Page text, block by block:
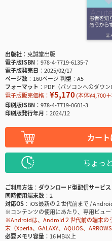
出版社
克誠堂出版
電子版ISBN
978-4-7719-6135-7
電子版発売日
2025/02/17
ページ数
160ページ判型
A5
フォーマット
PDF（パソコンへのダウン
電子版販売価格： ¥5,170(本体¥4,700
印刷版ISBN
978-4-7719-0601-3
印刷版発行年月
2024/12
カー
ちょっ
ご利用方法
ダウンロード型配信サービス
同時使用端末数
2
対応OS
iOS最新の２世代前まで /
※コンテンツの使用にあたり、専用ビュ
※Androidは、Android２世代前の端末の
末（Xperia、GALAXY、AQUOS、
必要メモリ容量
16 MB以上